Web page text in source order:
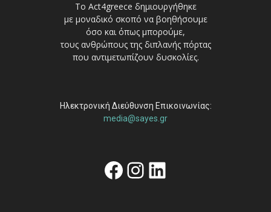
Το Act4greece δημιουργήθηκε
με μοναδικό σκοπό να βοηθήσουμε
όσο και όπως μπορούμε,
τους ανθρώπους της διπλανής πόρτας
που αντιμετωπίζουν δυσκολίες.
Ηλεκτρονική Διεύθυνση Επικοινωνίας:
media@sayes.gr
Facebook
Instagram
Linkedin